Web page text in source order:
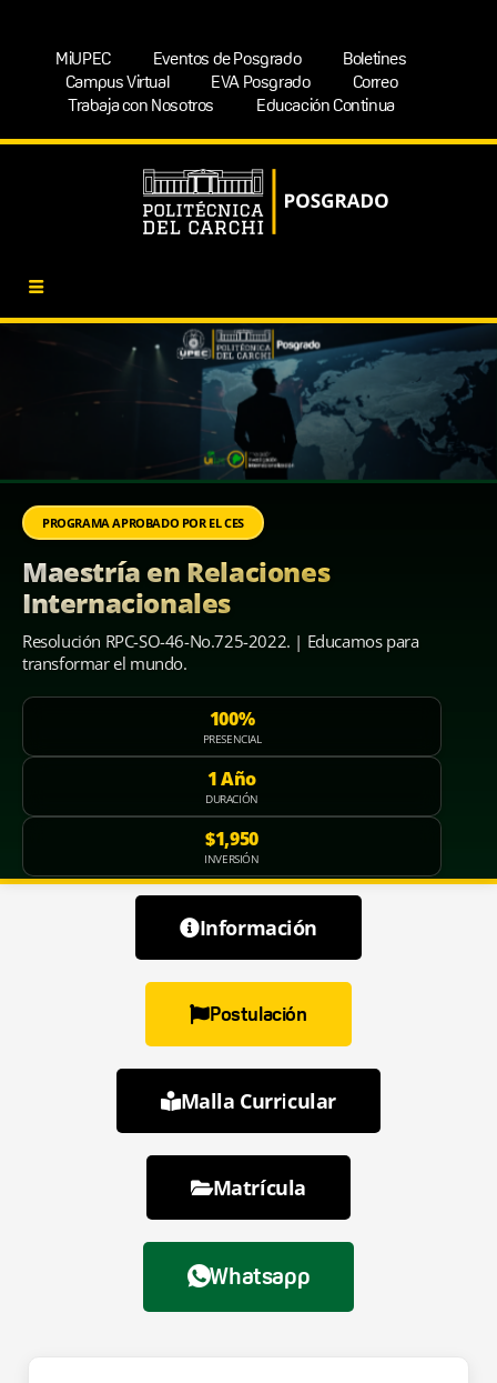
MiUPEC Eventos de Posgrado
Boletines
Campus Virtual
EVA Posgrado
Correo
Trabaja con Nosotros
Educación Continua
PROGRAMA APROBADO POR EL CES
Maestría en Relaciones
Internacionales
Resolución RPC-SO-46-No.725-2022. | Educamos para
transformar el mundo.
100%
PRESENCIAL
1 Año
DURACIÓN
$1,950
INVERSIÓN
INFORMACIÓN DE CONTACTO
Información
Postulación
Malla Curricular
Matrícula
Whatsapp